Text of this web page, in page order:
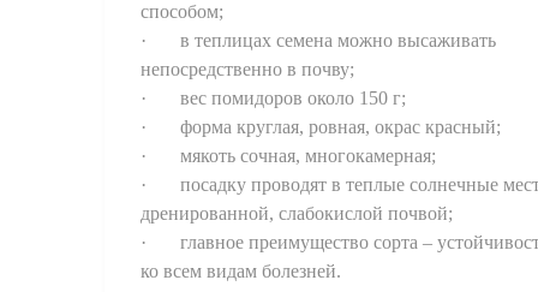
способом;
· в теплицах семена можно высаживать
непосредственно в почву;
· вес помидоров около 150 г;
· форма круглая, ровная, окрас красный;
· мякоть сочная, многокамерная;
· посадку проводят в теплые солнечные
дренированной, слабокислой почвой;
· главное преимущество сорта –
ко всем видам болезней.